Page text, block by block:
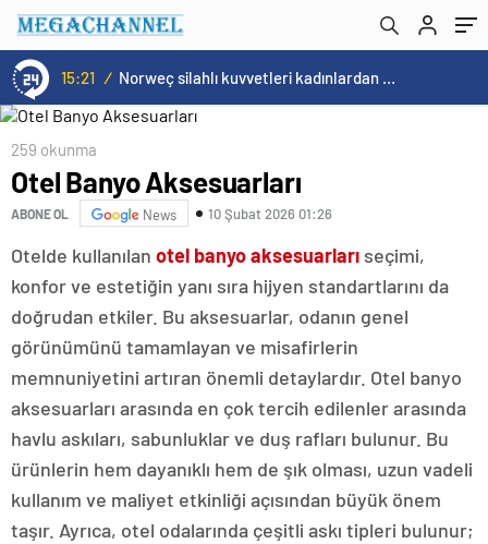
15:21 / Norweç silahlı kuvvetleri kadınlardan oluşan özel kuvvetler eğitimlerini başlattı.
259 okunma
Otel Banyo Aksesuarları
ABONE OL News 10 Şubat 2026 01:26
Otelde kullanılan otel banyo aksesuarları seçimi,
konfor ve estetiğin yanı sıra hijyen standartlarını da
doğrudan etkiler. Bu aksesuarlar, odanın genel
görünümünü tamamlayan ve misafirlerin
memnuniyetini artıran önemli detaylardır. Otel banyo
aksesuarları arasında en çok tercih edilenler arasında
havlu askıları, sabunluklar ve duş rafları bulunur. Bu
ürünlerin hem dayanıklı hem de şık olması, uzun vadeli
kullanım ve maliyet etkinliği açısından büyük önem
taşır. Ayrıca, otel odalarında çeşitli askı tipleri bulunur;